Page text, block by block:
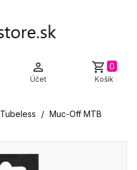

Účet
shopping_cart 0
Košík
Tubeless
Muc-Off MTB